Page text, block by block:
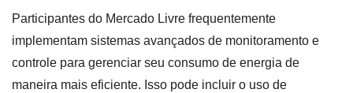
Participantes do Mercado Livre frequentemente
implementam sistemas avançados de monitoramento e
controle para gerenciar seu consumo de energia de
maneira mais eficiente. Isso pode incluir o uso de